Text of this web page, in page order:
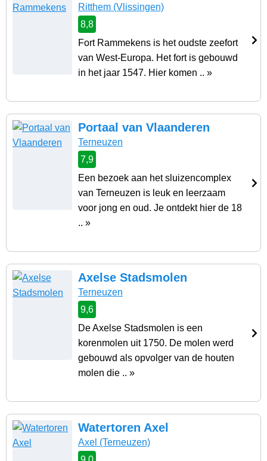
Ritthem (Vlissingen)
8,8
Fort Rammekens is het oudste zeefort
van West-Europa. Het fort is gebouwd
in het jaar 1547. Hier komen .. »
Portaal van Vlaanderen
Terneuzen
7,9
Een bezoek aan het sluizencomplex
van Terneuzen is leuk en leerzaam
voor jong en oud. Je ontdekt hier de 18
.. »
Axelse Stadsmolen
Terneuzen
9,6
De Axelse Stadsmolen is een
korenmolen uit 1750. De molen werd
gebouwd als opvolger van de houten
molen die .. »
Watertoren Axel
Axel (Terneuzen)